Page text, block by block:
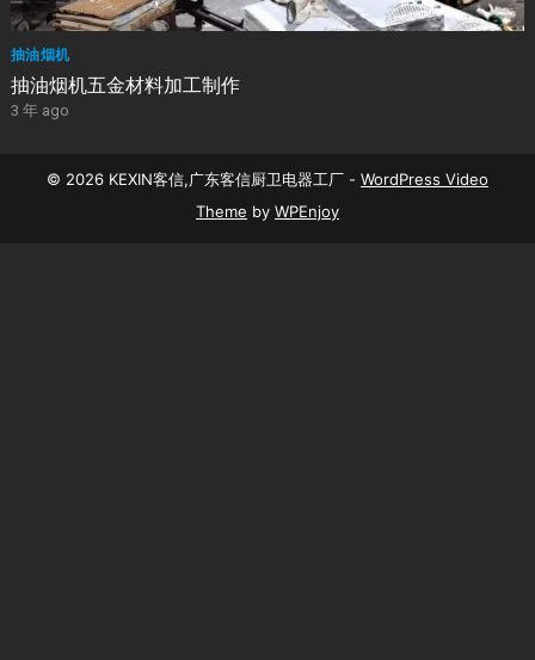
抽油烟机
抽油烟机五金材料加工制作
3 年 ago
© 2026 KEXIN客信,广东客信厨卫电器工厂 - WordPress Video
Theme by WPEnjoy